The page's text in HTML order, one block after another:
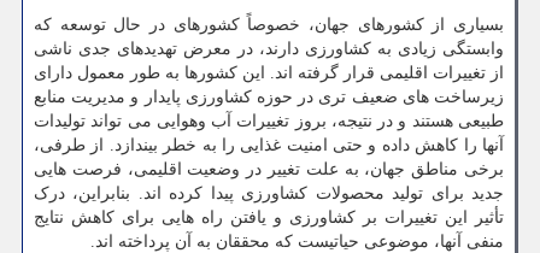
بسیاری از کشورهای جهان، خصوصاً کشورهای در حال توسعه که
وابستگی زیادی به کشاورزی دارند، در معرض تهدیدهای جدی ناشی
از تغییرات اقلیمی قرار گرفته اند. این کشورها به طور معمول دارای
زیرساخت های ضعیف تری در حوزه کشاورزی پایدار و مدیریت منابع
طبیعی هستند و در نتیجه، بروز تغییرات آب وهوایی می تواند تولیدات
آنها را کاهش داده و حتی امنیت غذایی را به خطر بیندازد. از طرفی،
برخی مناطق جهان، به علت تغییر در وضعیت اقلیمی، فرصت هایی
جدید برای تولید محصولات کشاورزی پیدا کرده اند. بنابراین، درک
تأثیر این تغییرات بر کشاورزی و یافتن راه هایی برای کاهش نتایج
منفی آنها، موضوعی حیاتیست که محققان به آن پرداخته اند.